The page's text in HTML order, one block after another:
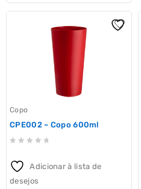
Copo
CPE002 – Copo 600ml
out
Adicionar à lista de
desejos